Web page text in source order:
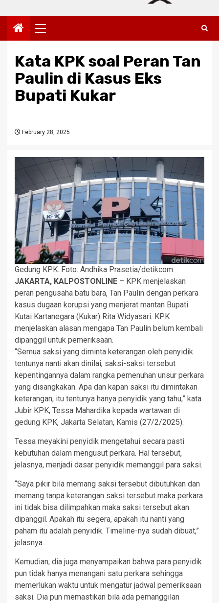
Primary
Menu
Kata KPK soal Peran Tan
Paulin di Kasus Eks
Bupati Kukar
February 28, 2025
Gedung KPK. Foto: Andhika Prasetia/detikcom
JAKARTA, KALPOSTONLINE – KPK menjelaskan
peran pengusaha batu bara, Tan Paulin dengan perkara
kasus dugaan korupsi yang menjerat mantan Bupati
Kutai Kartanegara (Kukar) Rita Widyasari. KPK
menjelaskan alasan mengapa Tan Paulin belum kembali
dipanggil untuk pemeriksaan.
“Semua saksi yang diminta keterangan oleh penyidik
tentunya nanti akan dinilai, saksi-saksi tersebut
kepentingannya dalam rangka pemenuhan unsur perkara
yang disangkakan. Apa dan kapan saksi itu dimintakan
keterangan, itu tentunya hanya penyidik yang tahu,” kata
Jubir KPK, Tessa Mahardika kepada wartawan di
gedung KPK, Jakarta Selatan, Kamis (27/2/2025).
Tessa meyakini penyidik mengetahui secara pasti
kebutuhan dalam mengusut perkara. Hal tersebut,
jelasnya, menjadi dasar penyidik memanggil para saksi.
“Saya pikir bila memang saksi tersebut dibutuhkan dan
memang tanpa keterangan saksi tersebut maka perkara
ini tidak bisa dilimpahkan maka saksi tersebut akan
dipanggil. Apakah itu segera, apakah itu nanti yang
paham itu adalah penyidik. Timeline-nya sudah dibuat,”
jelasnya.
Kemudian, dia juga menyampaikan bahwa para penyidik
pun tidak hanya menangani satu perkara sehingga
memerlukan waktu untuk mengatur jadwal pemeriksaan
saksi. Dia pun memastikan bila ada pemanggilan